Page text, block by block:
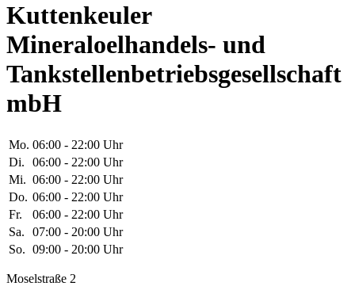
Kuttenkeuler
Mineraloelhandels- und
Tankstellenbetriebsgesellschaft
mbH
Mo. 06:00 - 22:00 Uhr
Di.
06:00 - 22:00 Uhr
Mi. 06:00 - 22:00 Uhr
Do. 06:00 - 22:00 Uhr
Fr.
06:00 - 22:00 Uhr
Sa.
07:00 - 20:00 Uhr
So. 09:00 - 20:00 Uhr
Moselstraße 2